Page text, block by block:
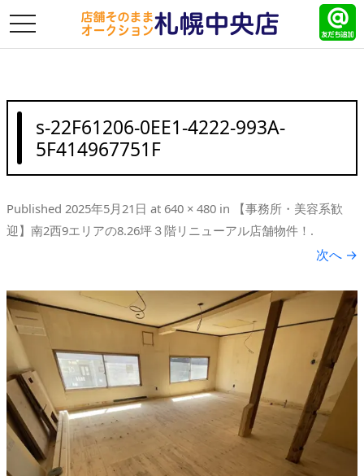
toggle
s-22F61206-0EE1-4222-993A-
5F414967751F
Published 2025年5月21日 at 640 × 480 in
【事務所・美容系歓
迎】南2西9エリアの8.26坪３階リニューアル店舗物件！ .
次へ →